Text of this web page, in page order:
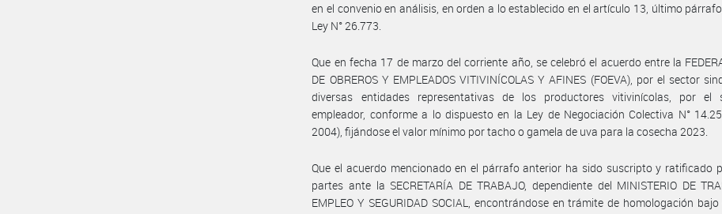
en el convenio en análisis, en orden a lo establecido en el artículo 13, último
Ley N° 26.773.
Que en fecha 17 de marzo del corriente año, se celebró el acuerdo entre la
DE OBREROS Y EMPLEADOS VITIVINÍCOLAS Y AFINES (FOEVA), por el sector
diversas entidades representativas de los productores vitivinícolas, por el
empleador, conforme a lo dispuesto en la Ley de Negociación Colectiva N°
2004), fijándose el valor mínimo por tacho o gamela de uva para la cosecha 2023.
Que el acuerdo mencionado en el párrafo anterior ha sido suscripto y ratificado
partes ante la SECRETARÍA DE TRABAJO, dependiente del MINISTERIO DE
EMPLEO Y SEGURIDAD SOCIAL, encontrándose en trámite de homologación bajo